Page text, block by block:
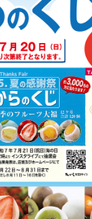
会社概要
お問い合わせ
Instagram